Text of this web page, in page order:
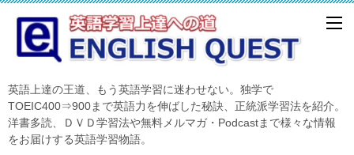
英語上達の王道、もう英語学習に迷わせない。独学で
TOEIC400⇒900まで英語力を伸ばした秘訣、正統派学習法を紹介。
洋書多読、ＤＶＤ学習法や無料メルマガ・Podcastまで様々な情報
をお届けする英語学習物語。